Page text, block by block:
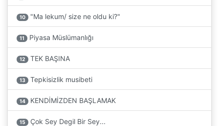
10 "Ma lekum/ size ne oldu ki?"
11 Piyasa Müslümanlığı
12 TEK BAŞINA
13 Tepkisizlik musibeti
14 KENDİMİZDEN BAŞLAMAK
15 Çok Sey Degil Bir Sey...